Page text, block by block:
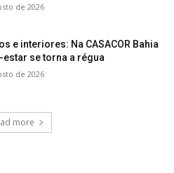
de 2026
e interiores: Na CASACOR Bahia
estar se torna a régua
de 2026
more